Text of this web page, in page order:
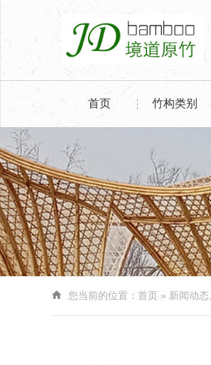
首页 竹构类别
 您当前的位置： 首页 » 新闻动态